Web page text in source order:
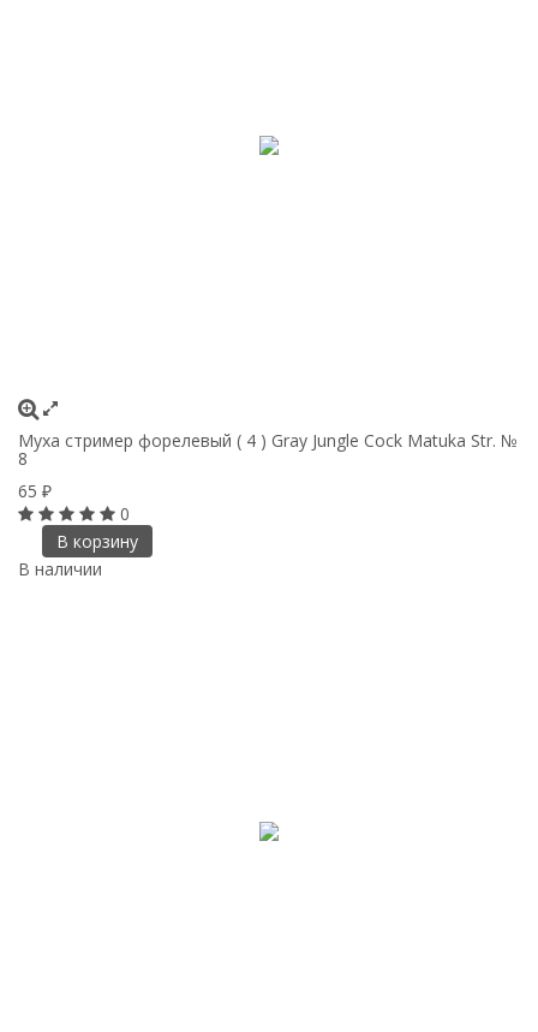
Муха стример форелевый ( 4 ) Gray Jungle Cock Matuka Str. №
8
65 ₽
0
В корзину
В наличии